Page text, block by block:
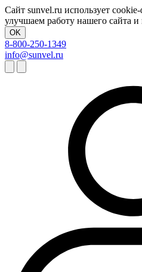
Сайт sunvel.ru использует
улучшаем работу нашего сайта
OK
8-800-250-1349
info@sunvel.ru